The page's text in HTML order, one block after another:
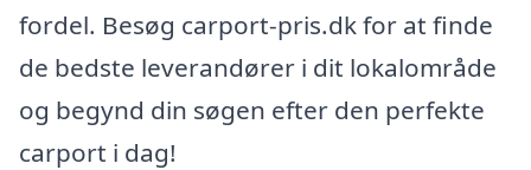
fordel. Besøg carport-pris.dk for at finde
de bedste leverandører i dit lokalområde
og begynd din søgen efter den perfekte
carport i dag!